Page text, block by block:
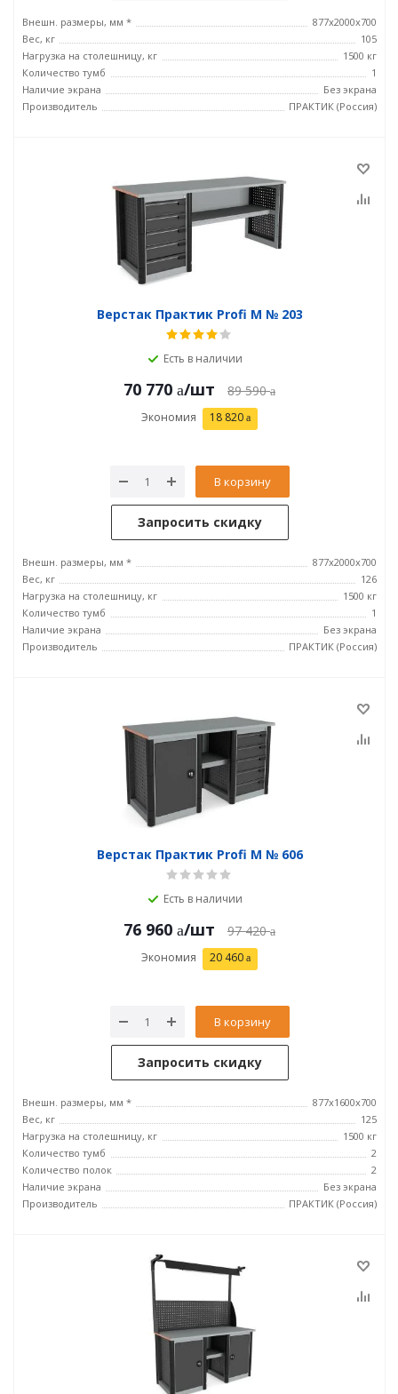
Внешн. размеры, мм *
877х2000х700
Вес, кг
105
Нагрузка на столешницу, кг
1500 кг
Количество тумб
1
Наличие экрана
Без экрана
Производитель
ПРАКТИК (Россия)
Верстак Практик Profi M № 203
Есть в наличии
70 770 /шт 89 590
Экономия 18 820
В корзину
Запросить скидку
Внешн. размеры, мм *
877х2000х700
Вес, кг
126
Нагрузка на столешницу, кг
1500 кг
Количество тумб
1
Наличие экрана
Без экрана
Производитель
ПРАКТИК (Россия)
Верстак Практик Profi M № 606
Есть в наличии
76 960 /шт 97 420
Экономия 20 460
В корзину
Запросить скидку
Внешн. размеры, мм *
877х1600х700
Вес, кг
125
Нагрузка на столешницу, кг
1500 кг
Количество тумб
2
Количество полок
2
Наличие экрана
Без экрана
Производитель
ПРАКТИК (Россия)